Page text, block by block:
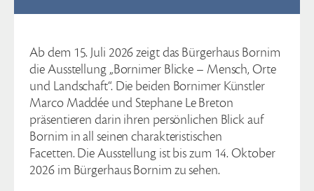
Ab dem 15. Juli 2026 zeigt das Bürgerhaus Bornim
die Ausstellung „Bornimer Blicke – Mensch, Orte
und Landschaft“. Die beiden Bornimer Künstler
Marco Maddée und Stephane Le Breton
präsentieren darin ihren persönlichen Blick auf
Bornim in all seinen charakteristischen
Facetten. Die Ausstellung ist bis zum 14. Oktober
2026 im Bürgerhaus Bornim zu sehen.